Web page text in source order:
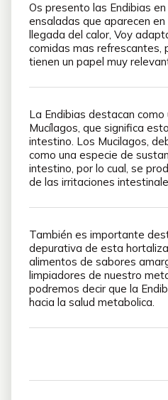
Os presento las Endibias
ensaladas que aparecen
llegada del calor, Voy
comidas mas refrescantes,
tienen un papel muy
La Endibias destacan como
Mucílagos, que significa
intestino. Los Mucilagos,
como una especie de
intestino, por lo cual, se
de las irritaciones
También es importante
depurativa de esta
alimentos de sabores
limpiadores de nuestro
podremos decir que la
hacia la salud metabolica.